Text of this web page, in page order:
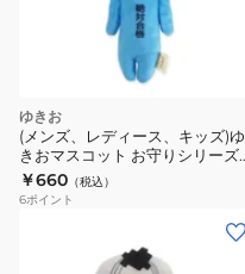
ゆきお
(メンズ、レディース、キッズ)ゆ
きおマスコット お守りシリーズ
合格 AMS041ゴウカク
￥660 （税込）
6ポイント